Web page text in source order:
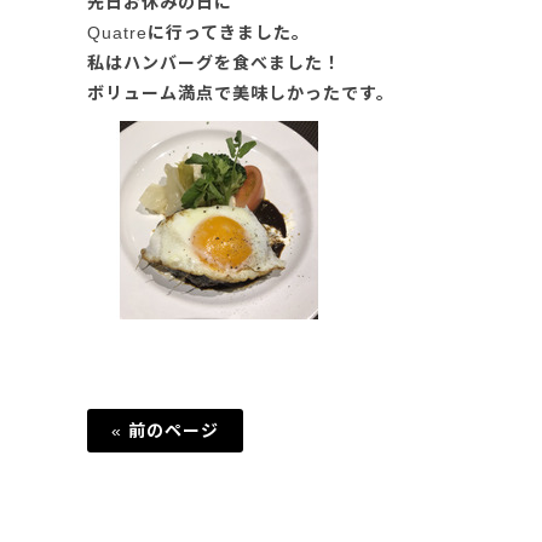
Quatreに行ってきました。
私はハンバーグを食べました！
ボリューム満点で美味しかったです。
« 前のページ